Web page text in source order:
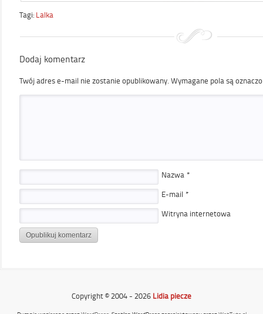
Tagi: Lalka
Dodaj komentarz
Twój adres e-mail nie zostanie opublikowany. Wymagane pola są
Nazwa *
E-mail *
Witryna internetowa
Copyright © 2004 - 2026 Lidia piecze